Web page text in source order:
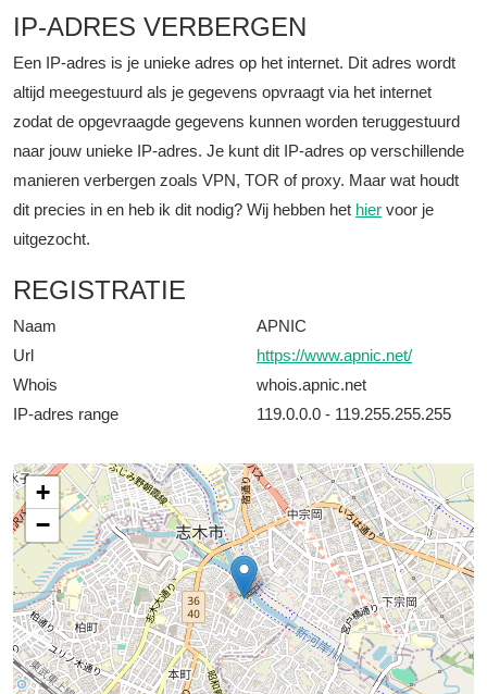
IP-ADRES VERBERGEN
Een IP-adres is je unieke adres op het internet. Dit adres wordt
altijd meegestuurd als je gegevens opvraagt via het internet
zodat de opgevraagde gegevens kunnen worden teruggestuurd
naar jouw unieke IP-adres. Je kunt dit IP-adres op verschillende
manieren verbergen zoals VPN, TOR of proxy. Maar wat houdt
dit precies in en heb ik dit nodig? Wij hebben het hier voor je
uitgezocht.
REGISTRATIE
Naam
APNIC
Url
https://www.apnic.net/
Whois
whois.apnic.net
IP-adres range
119.0.0.0 - 119.255.255.255
+
−